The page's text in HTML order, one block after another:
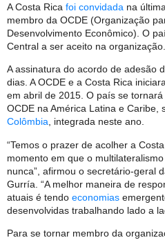
A Costa Rica foi convidada na
membro da OCDE (Organização
Desenvolvimento Econômico). O
Central a ser aceito na organização.
A assinatura do acordo de adesão
dias. A OCDE e a Costa Rica
em abril de 2015. O país se
OCDE na América Latina e Caribe,
Colômbia, integrada neste ano.
“Temos o prazer de acolher a
momento em que o
nunca”, afirmou o secretário-geral
Gurría. “A melhor maneira de
atuais é tendo economias
desenvolvidas trabalhando lado a
Para se tornar membro da